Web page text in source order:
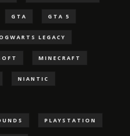
GTA GTA 5
LEGACY
MINECRAFT
NIANTIC
PLAYSTATION